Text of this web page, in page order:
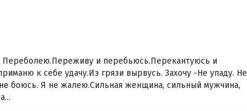
Переболею.Переживу и перебьюсь.Перекантуюсь и
к себе удачу.Из грязи вырвусь. Захочу -Не упаду. Не
боюсь. Я не жалею.Сильная женщина, сильный мужчина,